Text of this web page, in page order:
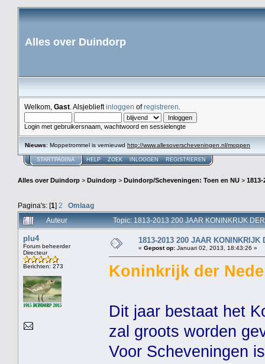
Alles over Duindorp
Welkom, Gast . Alsjeblieftinloggen ofregistreren
Login met gebruikersnaam, wachtwoord en sessielengte
Nieuws: Moppetrommel is vernieuwd http://www.allesoverscheveningen.nl/moppen
STARTPAGINA HELP ZOEK INLOGGEN REGISTREREN
Alles over Duindorp > Duindorp > Duindorp/Scheveningen: Toen en NU > 1813-
Pagina's: [1] 2
Omlaag
Auteur
Topic: 1813-2013 200 JAAR KONINKRIJK
plu4
Forum beheerder
Directeur
Berichten: 273
1813-2013 200 JAAR KONINKRIJK
« Gepost op: Januari 02, 2013, 18:43:26 »
Koninkrijk der
Dit jaar bestaat het
zal groots worden
Voor Scheveningen